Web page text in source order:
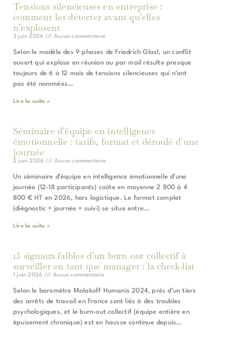
Tensions silencieuses en entreprise :
comment les détecter avant qu’elles
n’explosent
3 juin 2026 Aucun commentaire
Selon le modèle des 9 phases de Friedrich Glasl, un conflit
ouvert qui explose en réunion ou par mail résulte presque
toujours de 6 à 12 mois de tensions silencieuses qui n’ont
pas été nommées…
Lire la suite »
Séminaire d’équipe en intelligence
émotionnelle : tarifs, format et déroulé d’une
journée
2 juin 2026 Aucun commentaire
Un séminaire d’équipe en intelligence émotionnelle d’une
journée (12-18 participants) coûte en moyenne 2 800 à 4
800 € HT en 2026, hors logistique. Le format complet
(diègnostic + journée + suivi) se situe entre…
Lire la suite »
15 signaux faibles d’un burn-out collectif à
surveiller en tant que manager : la check-list
1 juin 2026 Aucun commentaire
Selon le baromètre Malakoff Humanis 2024, près d’un tiers
des arrêts de travail en France sont liés à des troubles
psychologiques, et le burn-out collectif (équipe entière en
épuisement chronique) est en hausse continue depuis…